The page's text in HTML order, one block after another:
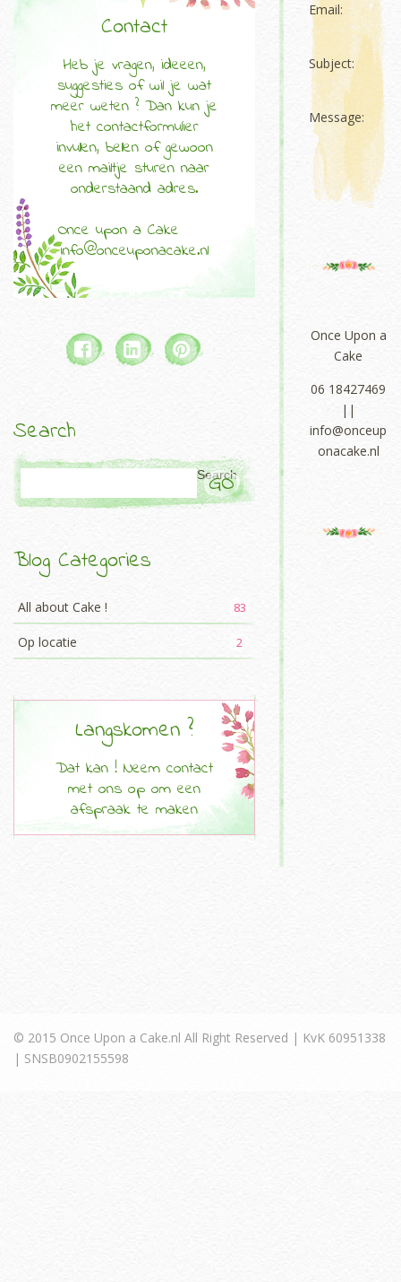
Email:
Subject:
Message:
Once Upon a
Cake
06 18427469
||
info@onceup
onacake.nl
Contact
Heb je vragen, ideeen,
suggesties of wil je wat
meer weten ? Dan kun je
het contactformulier
invullen, bellen of gewoon
een mailtje sturen naar
onderstaand adres.
Once upon a Cake
info@onceuponacake.nl
Search
Search
Blog Categories
All about Cake ! 83
Op locatie 2
Langskomen ?
Dat kan ! Neem contact
met ons op om een
afspraak te maken
© 2015 Once Upon a Cake.nl All Right Reserved | KvK 60951338
| SNSB0902155598